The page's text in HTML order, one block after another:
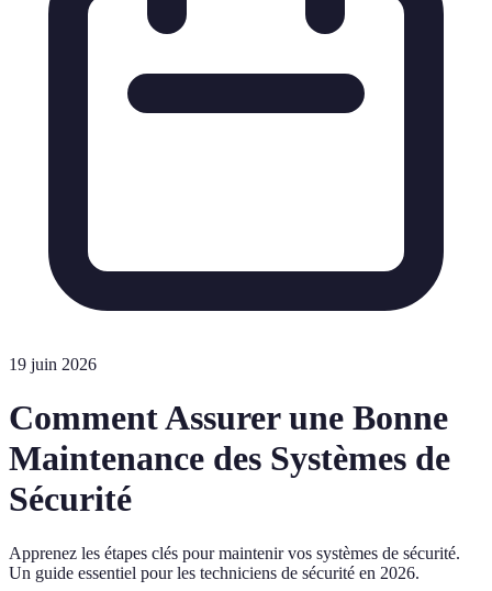
19 juin 2026
Comment Assurer une Bonne
Maintenance des Systèmes de
Sécurité
Apprenez les étapes clés pour maintenir vos systèmes de sécurité.
Un guide essentiel pour les techniciens de sécurité en 2026.